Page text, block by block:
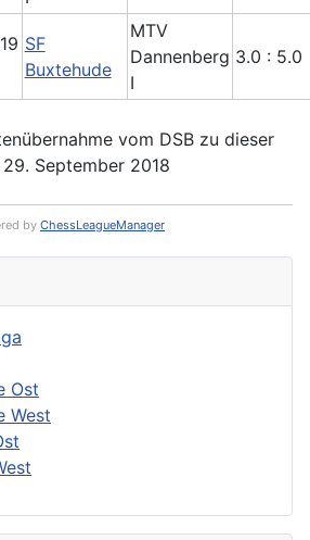
Ost
West
SF
Buxtehude
MTV
Dannenberg
I
3.0 : 5.0
vom DSB zu dieser
September 2018
by ChessLeagueManager